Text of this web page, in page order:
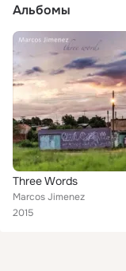
Альбомы
Three Words
Marcos Jimenez
2015